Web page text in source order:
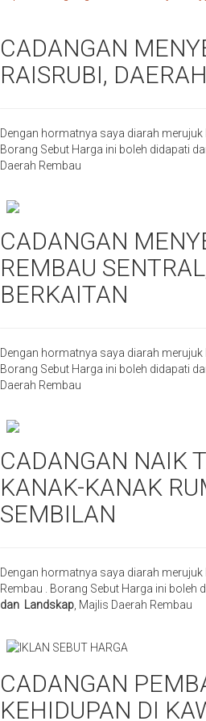
CADANGAN
RAISRUBI,
Dengan hormatnya saya diarah
Borang Sebut Harga ini boleh didapati
Daerah Rembau
CADANGAN
REMBAU
BERKAITAN
Dengan hormatnya saya diarah
Borang Sebut Harga ini boleh didapati
Daerah Rembau
CADANGAN NAIK
KANAK-KANAK
SEMBILAN
Dengan hormatnya saya diarah
Rembau . Borang Sebut Harga ini boleh
dan Landskap, Majlis Daerah Rembau
CADANGAN
KEHIDUPAN DI